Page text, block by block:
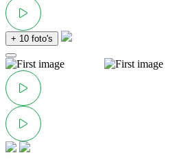
+ 10 foto's